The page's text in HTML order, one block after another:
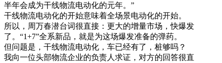
半年会成为干线物流电动化的元年。”
干线物流电动化的开始意味着全场景电动化的开始。
所以，周万春潜台词很直接：更大的增量市场，快爆发
了。“1+7”全系新品，就是为这场爆发准备的弹药。
但问题是，干线物流电动化，车已经有了，桩够吗？
我向一位头部物流企业的负责人求证，对方的回答很直